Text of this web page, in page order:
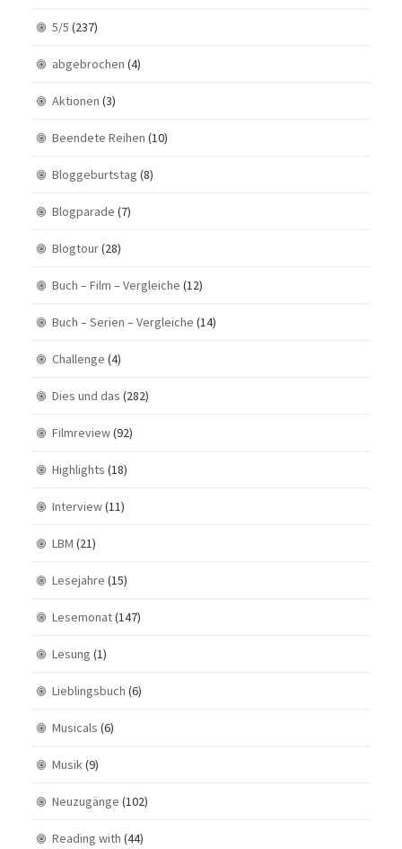
5/5 (237)
abgebrochen (4)
Aktionen (3)
Beendete Reihen (10)
Bloggeburtstag (8)
Blogparade (7)
Blogtour(28)
Buch – Film – Vergleiche (12)
Buch – Serien – Vergleiche (14)
Challenge (4)
Dies und das (282)
Filmreview(92)
Highlights (18)
Interview(11)
LBM (21)
Lesejahre (15)
Lesemonat(147)
Lesung (1)
Lieblingsbuch (6)
Musicals (6)
Musik(9)
Neuzugänge (102)
Reading with (44)